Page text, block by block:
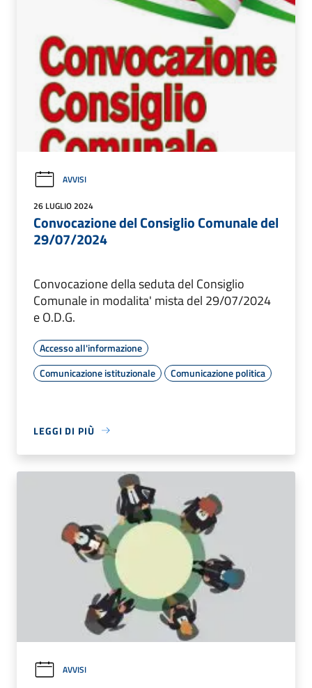
AVVISI
26 LUGLIO 2024
Convocazione del Consiglio Comunale del
29/07/2024
Convocazione della seduta del Consiglio
Comunale in modalita' mista del 29/07/2024
e O.D.G.
Accesso all'informazione
Comunicazione istituzionale
Comunicazione politica
LEGGI DI PIÙ
AVVISI